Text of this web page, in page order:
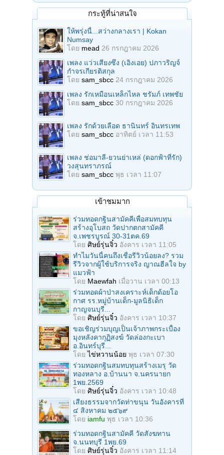
กระทู้ที่น่าสนใจ
ให้พรุ่งนี้...สว่างกลางเรา | Kokan
Numsay
โดย mead 26 กรกฎาคม 2026
เพลง แว่วเสียงซึง (เอิงเอย) ปภาวริญจ์
กำจรเกียรติสกุล
โดย sam_sbcc 24 กรกฎาคม 2026
เพลง รักเหมือนเหล็กไหล ชรัมภ์ เทพชัย
โดย sam_sbcc 30 กรกฎาคม 2026
เพลง รักด้วยเลือด ธานินทร์ อินทรเทพ
โดย sam_sbcc อาทิตย์ เวลา 11:53
เพลง ช่อมาลี-ยวนย่าเหล่ (ดอกฟ้าที่รัก)
วงสุนทราภรณ์
โดย sam_sbcc พุธ เวลา 11:07
เข้าชมมาก
ร่วมทอดกฐินสามัคคีเพื่อสมทบทุน
สร้างอุโบสถ วัดปากตกสามัคคี
จ.เพชรบูรณ์ 30-31ตค.69
โดย ศิษย์รุ่นจิ๋ว อังคาร เวลา 11:05
ทำไมวันนี้คนถึงเชื่อรีวิวน้อยลง? รวม
รีวิวจากผู้ใช้บริการจริง ญาณฮีลใจ by
แมวฟ้า
โดย Maewfah เมื่อวาน เวลา 00:13
ร่วมทอดผ้าป่าสงเคราะห์เด็กด้อยโอ
กาศ รร.หมู่บ้านเด็ก-มูลนิธิเด็ก
กาญจนบุรี...
โดย ศิษย์รุ่นจิ๋ว อังคาร เวลา 10:37
ขอเชิญร่วมบุญเป็นเจ้าภาพกระเบื้อง
มุงหลังคากุฏิสงฆ์ วัดล่องกะเบา
อ.อินทร์บุรี...
โดยไข่หวานน้อย พุธ เวลา 07:30
ร่วมทอดกฐินสมทบทุนสร้างเมรุ วัด
ทองหลาง อ.บ้านนา จ.นครนายก
1พย.2569
โดย ศิษย์รุ่นจิ๋ว อังคาร เวลา 10:48
เสียงธรรมจากวัดท่าขนุน วันอังคารที่
๔ สิงหาคม ๒๕๖๙
โดย iamfu พุธ เวลา 10:36
ร่วมทอดกฐินสามัคคี วัดสังฆทาน
จ.นนทบุรี 1พย.69
โดย ศิษย์รุ่นจิ๋ว อังคาร เวลา 11:14